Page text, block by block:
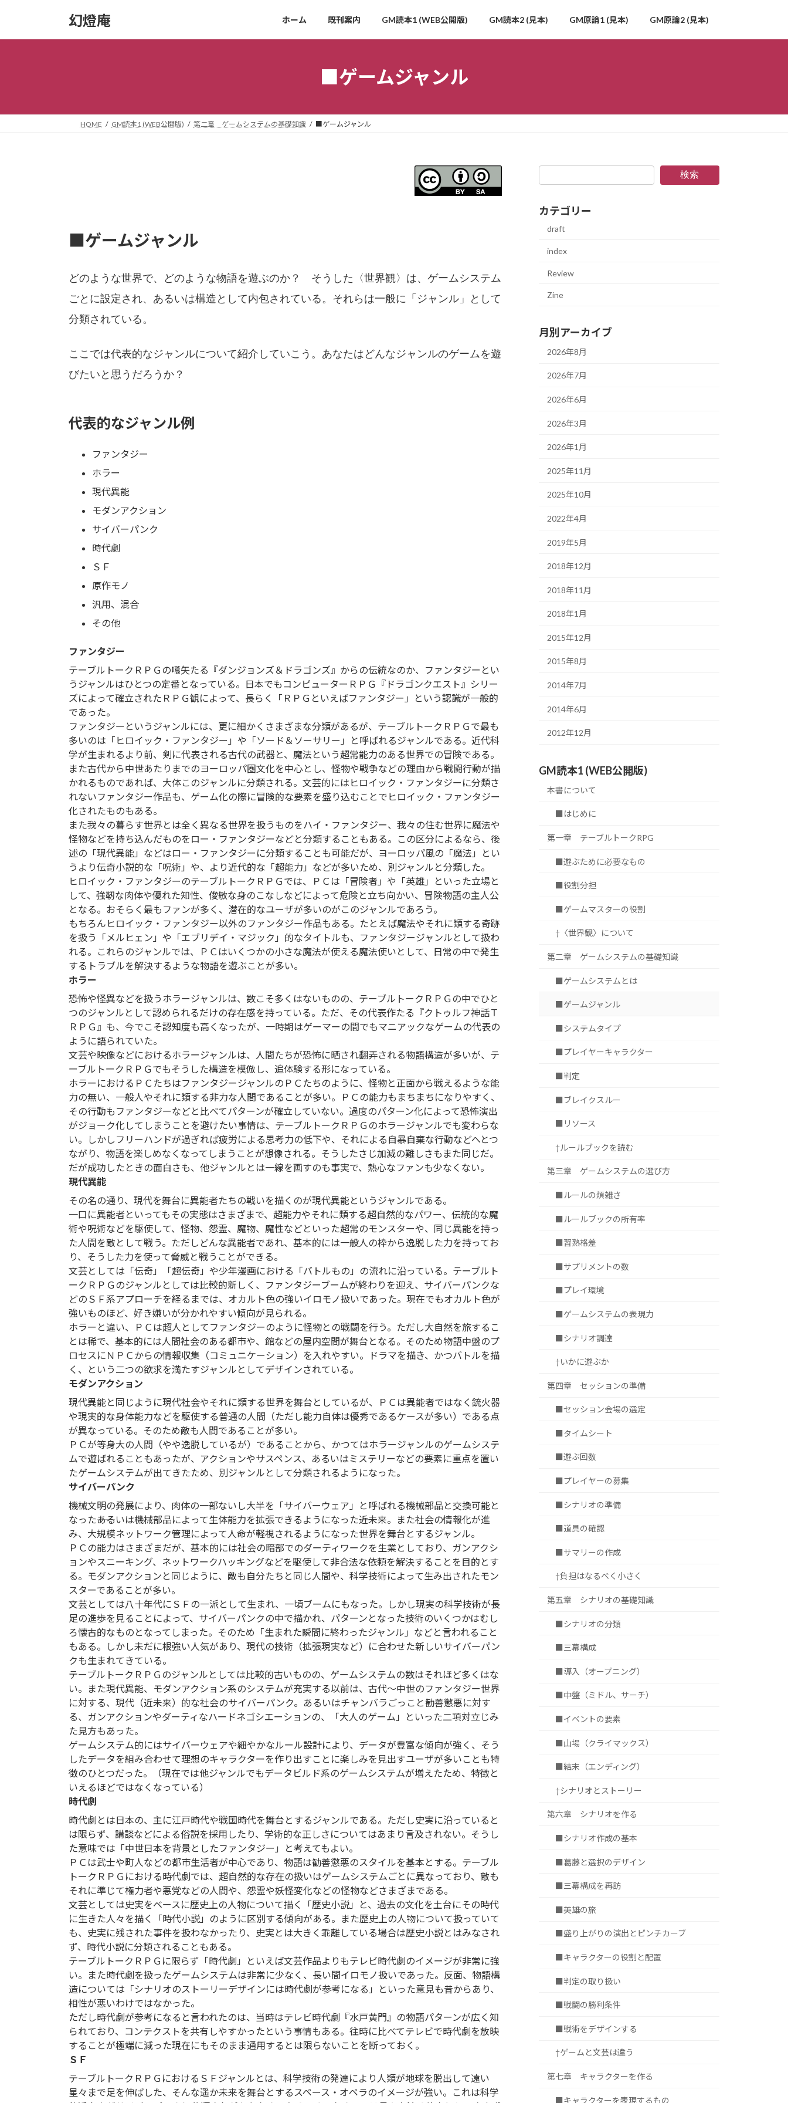
幻燈庵 ホーム 既刊案内 GM読本1 (WEB公開版) GM読本2 (見本) GM原論1 (見本) GM原論2 (見本)
■ゲームジャンル
HOME GM読本1 (WEB公開版) 第二章 ゲームシステムの基礎知識 ■ゲームジャンル
■ゲームジャンル
どのような世界で、どのような物語を遊ぶのか？ そうした〈世界観〉は、ゲームシステム
ごとに設定され、あるいは構造として内包されている。それらは一般に「ジャンル」として
分類されている。
ここでは代表的なジャンルについて紹介していこう。あなたはどんなジャンルのゲームを遊
びたいと思うだろうか？
代表的なジャンル例
ファンタジー
ホラー
現代異能
モダンアクション
サイバーパンク
時代劇
ＳＦ
原作モノ
汎用、混合
その他
ファンタジー
テーブルトークＲＰＧの嚆矢たる『ダンジョンズ＆ドラゴンズ』からの伝統なのか、ファンタジーとい
うジャンルはひとつの定番となっている。日本でもコンピューターＲＰＧ『ドラゴンクエスト』シリー
ズによって確立されたＲＰＧ観によって、長らく「ＲＰＧといえばファンタジー」という認識が一般的
であった。
ファンタジーというジャンルには、更に細かくさまざまな分類があるが、テーブルトークＲＰＧで最も
多いのは「ヒロイック・ファンタジー」や「ソード＆ソーサリー」と呼ばれるジャンルである。近代科
学が生まれるより前、剣に代表される古代の武器と、魔法という超常能力のある世界での冒険である。
また古代から中世あたりまでのヨーロッパ圏文化を中心とし、怪物や戦争などの理由から戦闘行動が描
かれるものであれば、大体このジャンルに分類される。文芸的にはヒロイック・ファンタジーに分類さ
れないファンタジー作品も、ゲーム化の際に冒険的な要素を盛り込むことでヒロイック・ファンタジー
化されたものもある。
また我々の暮らす世界とは全く異なる世界を扱うものをハイ・ファンタジー、我々の住む世界に魔法や
怪物などを持ち込んだものをロー・ファンタジーなどと分類することもある。この区分によるなら、後
述の「現代異能」などはロー・ファンタジーに分類することも可能だが、ヨーロッパ風の「魔法」とい
うより伝奇小説的な「呪術」や、より近代的な「超能力」などが多いため、別ジャンルと分類した。
ヒロイック・ファンタジーのテーブルトークＲＰＧでは、ＰＣは「冒険者」や「英雄」といった立場と
して、強靭な肉体や優れた知性、俊敏な身のこなしなどによって危険と立ち向かい、冒険物語の主人公
となる。おそらく最もファンが多く、潜在的なユーザが多いのがこのジャンルであろう。
もちろんヒロイック・ファンタジー以外のファンタジー作品もある。たとえば魔法やそれに類する奇跡
を扱う「メルヒェン」や「エブリデイ・マジック」的なタイトルも、ファンタジージャンルとして扱わ
れる。これらのジャンルでは、ＰＣはいくつかの小さな魔法が使える魔法使いとして、日常の中で発生
するトラブルを解決するような物語を遊ぶことが多い。
ホラー
恐怖や怪異などを扱うホラージャンルは、数こそ多くはないものの、テーブルトークＲＰＧの中でひと
つのジャンルとして認められるだけの存在感を持っている。ただ、その代表作たる『クトゥルフ神話Ｔ
ＲＰＧ』も、今でこそ認知度も高くなったが、一時期はゲーマーの間でもマニアックなゲームの代表の
ように語られていた。
文芸や映像などにおけるホラージャンルは、人間たちが恐怖に晒され翻弄される物語構造が多いが、テ
ーブルトークＲＰＧでもそうした構造を模倣し、追体験する形になっている。
ホラーにおけるＰＣたちはファンタジージャンルのＰＣたちのように、怪物と正面から戦えるような能
力の無い、一般人やそれに類する非力な人間であることが多い。ＰＣの能力もまちまちになりやすく、
その行動もファンタジーなどと比べてパターンが確立していない。過度のパターン化によって恐怖演出
がジョーク化してしまうことを避けたい事情は、テーブルトークＲＰＧのホラージャンルでも変わらな
い。しかしフリーハンドが過ぎれば疲労による思考力の低下や、それによる自暴自棄な行動などへとつ
ながり、物語を楽しめなくなってしまうことが想像される。そうしたさじ加減の難しさもまた同じだ。
だが成功したときの面白さも、他ジャンルとは一線を画すのも事実で、熱心なファンも少なくない。
現代異能
その名の通り、現代を舞台に異能者たちの戦いを描くのが現代異能というジャンルである。
一口に異能者といってもその実態はさまざまで、超能力やそれに類する超自然的なパワー、伝統的な魔
術や呪術などを駆使して、怪物、怨霊、魔物、魔性などといった超常のモンスターや、同じ異能を持っ
た人間を敵として戦う。ただしどんな異能者であれ、基本的には一般人の枠から逸脱した力を持ってお
り、そうした力を使って脅威と戦うことができる。
文芸としては「伝奇」「超伝奇」や少年漫画における「バトルもの」の流れに沿っている。テーブルト
ークＲＰＧのジャンルとしては比較的新しく、ファンタジーブームが終わりを迎え、サイバーパンクな
どのＳＦ系アプローチを経るまでは、オカルト色の強いイロモノ扱いであった。現在でもオカルト色が
強いものほど、好き嫌いが分かれやすい傾向が見られる。
ホラーと違い、ＰＣは超人としてファンタジーのように怪物との戦闘を行う。ただし大自然を旅するこ
とは稀で、基本的には人間社会のある都市や、館などの屋内空間が舞台となる。そのため物語中盤のプ
ロセスにＮＰＣからの情報収集（コミュニケーション）を入れやすい。ドラマを描き、かつバトルを描
く、という二つの欲求を満たすジャンルとしてデザインされている。
モダンアクション
現代異能と同じように現代社会やそれに類する世界を舞台としているが、ＰＣは異能者ではなく銃火器
や現実的な身体能力などを駆使する普通の人間（ただし能力自体は優秀であるケースが多い）である点
が異なっている。そのため敵も人間であることが多い。
ＰＣが等身大の人間（やや逸脱しているが）であることから、かつてはホラージャンルのゲームシステ
ムで遊ばれることもあったが、アクションやサスペンス、あるいはミステリーなどの要素に重点を置い
たゲームシステムが出てきたため、別ジャンルとして分類されるようになった。
サイバーパンク
機械文明の発展により、肉体の一部ないし大半を「サイバーウェア」と呼ばれる機械部品と交換可能と
なった――あるいは機械部品によって生体能力を拡張できるようになった――近未来。また社会の情報化が進
み、大規模ネットワーク管理によって人命が軽視されるようになった世界を舞台とするジャンル。
ＰＣの能力はさまざまだが、基本的には社会の暗部でのダーティワークを生業としており、ガンアクシ
ョンやスニーキング、ネットワークハッキングなどを駆使して非合法な依頼を解決することを目的とす
る。モダンアクションと同じように、敵も自分たちと同じ人間や、科学技術によって生み出されたモン
スターであることが多い。
文芸としては八十年代にＳＦの一派として生まれ、一頃ブームにもなった。しかし現実の科学技術が長
足の進歩を見ることによって、サイバーパンクの中で描かれ、パターンとなった技術のいくつかはむし
ろ懐古的なものとなってしまった。そのため「生まれた瞬間に終わったジャンル」などと言われること
もある。しかし未だに根強い人気があり、現代の技術（拡張現実など）に合わせた新しいサイバーパン
クも生まれてきている。
テーブルトークＲＰＧのジャンルとしては比較的古いものの、ゲームシステムの数はそれほど多くはな
い。また現代異能、モダンアクション系のシステムが充実する以前は、古代～中世のファンタジー世界
に対する、現代（近未来）的な社会のサイバーパンク。あるいはチャンバラごっこと勧善懲悪に対す
る、ガンアクションやダーティなハードネゴシエーションの、「大人のゲーム」といった二項対立じみ
た見方もあった。
ゲームシステム的にはサイバーウェアや細やかなルール設計により、データが豊富な傾向が強く、そう
したデータを組み合わせて理想のキャラクターを作り出すことに楽しみを見出すユーザが多いことも特
徴のひとつだった。（現在では他ジャンルでもデータビルド系のゲームシステムが増えたため、特徴と
いえるほどではなくなっている）
時代劇
時代劇とは日本の、主に江戸時代や戦国時代を舞台とするジャンルである。ただし史実に沿っていると
は限らず、講談などによる俗説を採用したり、学術的な正しさについてはあまり言及されない。そうし
た意味では「中世日本を背景としたファンタジー」と考えてもよい。
ＰＣは武士や町人などの都市生活者が中心であり、物語は勧善懲悪のスタイルを基本とする。テーブル
トークＲＰＧにおける時代劇では、超自然的な存在の扱いはゲームシステムごとに異なっており、敵も
それに準じて権力者や悪党などの人間や、怨霊や妖怪変化などの怪物などさまざまである。
文芸としては史実をベースに歴史上の人物について描く「歴史小説」と、過去の文化を土台にその時代
に生きた人々を描く「時代小説」のように区別する傾向がある。また歴史上の人物について扱っていて
も、史実に残された事件を扱わなかったり、史実とは大きく乖離している場合は歴史小説とはみなされ
ず、時代小説に分類されることもある。
テーブルトークＲＰＧに限らず「時代劇」といえば文芸作品よりもテレビ時代劇のイメージが非常に強
い。また時代劇を扱ったゲームシステムは非常に少なく、長い間イロモノ扱いであった。反面、物語構
造については「シナリオのストーリーデザインには時代劇が参考になる」といった意見も昔からあり、
相性が悪いわけではなかった。
ただし時代劇が参考になると言われたのは、当時はテレビ時代劇『水戸黄門』の物語パターンが広く知
られており、コンテクストを共有しやすかったという事情もある。往時に比べてテレビで時代劇を放映
することが極端に減った現在にもそのまま通用するとは限らないことを断っておく。
ＳＦ
テーブルトークＲＰＧにおけるＳＦジャンルとは、科学技術の発達により人類が地球を脱出して遠い
星々まで足を伸ばした、そんな遥か未来を舞台とするスペース・オペラのイメージが強い。これは科学
検索
カテゴリー
draft
index
Review
Zine
月別アーカイブ
2026年8月
2026年7月
2026年6月
2026年3月
2026年1月
2025年11月
2025年10月
2022年4月
2019年5月
2018年12月
2018年11月
2018年1月
2015年12月
2015年8月
2014年7月
2014年6月
2012年12月
GM読本1 (WEB公開版)
本書について
■はじめに
第一章 テーブルトークRPG
■遊ぶために必要なもの
■役割分担
■ゲームマスターの役割
†〈世界観〉について
第二章 ゲームシステムの基礎知識
■ゲームシステムとは
■ゲームジャンル
■システムタイプ
■プレイヤーキャラクター
■判定
■ブレイクスルー
■リソース
†ルールブックを読む
第三章 ゲームシステムの選び方
■ルールの煩雑さ
■ルールブックの所有率
■習熟格差
■サプリメントの数
■プレイ環境
■ゲームシステムの表現力
■シナリオ調達
†いかに遊ぶか
第四章 セッションの準備
■セッション会場の選定
■タイムシート
■遊ぶ回数
■プレイヤーの募集
■シナリオの準備
■道具の確認
■サマリーの作成
†負担はなるべく小さく
第五章 シナリオの基礎知識
■シナリオの分類
■三幕構成
■導入（オープニング）
■中盤（ミドル、サーチ）
■イベントの要素
■山場（クライマックス）
■結末（エンディング）
†シナリオとストーリー
第六章 シナリオを作る
■シナリオ作成の基本
■葛藤と選択のデザイン
■三幕構成を再訪
■英雄の旅
■盛り上がりの演出とピンチカーブ
■キャラクターの役割と配置
■判定の取り扱い
■戦闘の勝利条件
■戦術をデザインする
†ゲームと文芸は違う
第七章 キャラクターを作る
■キャラクターを表現するもの